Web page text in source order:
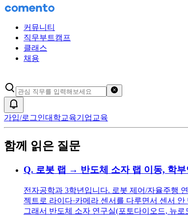
커뮤니티
직무부트캠프
클래스
채용
가입/로그인대학교육기업교육
함께 읽은 질문
Q. 로봇 랩 → 반도체 소자 랩 이동, 학
전자공학과 3학년입니다. 로봇 제어/자율주행
젝트로 라이다·카메라 센서를 다루면서 센서
그래서 반도체 소자 연구실(포토다이오드, 뉴